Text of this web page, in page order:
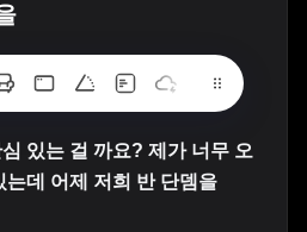
있는 걸 까요? 제가 너무 오
는데 어제 저희 반 단뎀을